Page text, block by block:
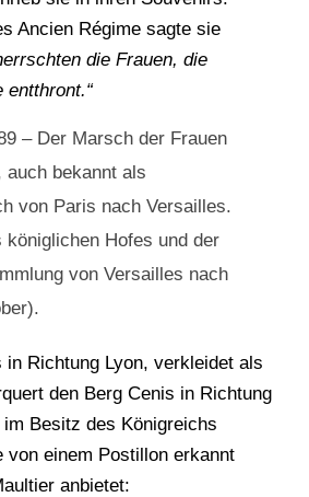
Ancien Régime sagte sie
die Frauen, die
entthront.“
– Der Marsch der Frauen
auch bekannt als
von Paris nach Versailles.
königlichen Hofes und der
von Versailles nach
Richtung Lyon, verkleidet als
den Berg Cenis in Richtung
Besitz des Königreichs
von einem Postillon erkannt
anbietet: